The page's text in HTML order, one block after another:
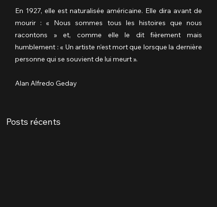
En 1927, elle est naturalisée américaine. Elle dira avant de
mourir : « Nous sommes tous les histoires que nous
racontons » et, comme elle le dit fièrement mais
humblement : « Un artiste n'est mort que lorsque la dernière
personne qui se souvient de lui meurt ».
Alan Alfredo Geday
Posts récents